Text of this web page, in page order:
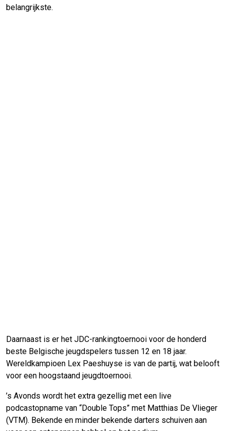
belangrijkste.
Daarnaast is er het JDC-rankingtoernooi voor de honderd
beste Belgische jeugdspelers tussen 12 en 18 jaar.
Wereldkampioen Lex Paeshuyse is van de partij, wat belooft
voor een hoogstaand jeugdtoernooi.
’s Avonds wordt het extra gezellig met een live
podcastopname van “Double Tops” met Matthias De Vlieger
(VTM). Bekende en minder bekende darters schuiven aan